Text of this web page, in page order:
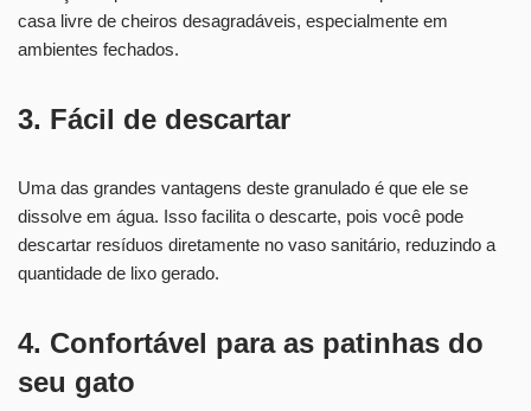
casa livre de cheiros desagradáveis, especialmente em
ambientes fechados.
3. Fácil de descartar
Uma das grandes vantagens deste granulado é que ele se
dissolve em água. Isso facilita o descarte, pois você pode
descartar resíduos diretamente no vaso sanitário, reduzindo a
quantidade de lixo gerado.
4. Confortável para as patinhas do
seu gato